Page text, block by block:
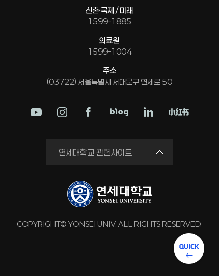
신촌·국제 / 미래
1599-1885
의료원
1599-1004
주소
(03722) 서울특별시 서대문구 연세로 50
COPYRIGHT© YONSEI UNIV. ALL RIGHTS RESERVED.
연세대학교 관련사이트
학교법인
세브란스병원
강남세브란스병원
용인세브란스병원